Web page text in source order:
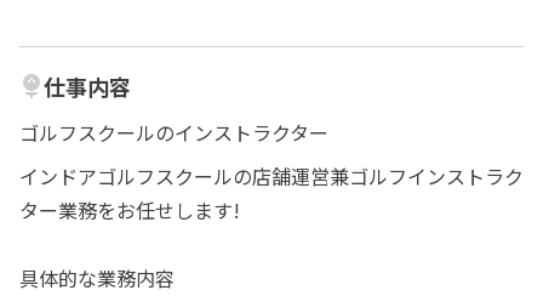
仕事内容
ゴルフスクールのインストラクター
インドアゴルフスクールの店舗運営兼ゴルフインストラク
ター業務をお任せします!
具体的な業務内容